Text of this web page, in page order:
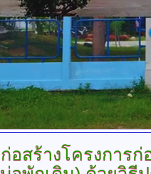
อสร้างโครงการก่